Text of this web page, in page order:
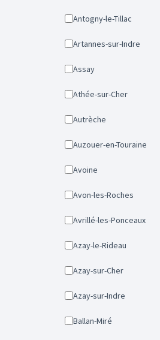
Antogny-le-Tillac
Artannes-sur-Indre
Assay
Athée-sur-Cher
Autrèche
Auzouer-en-Touraine
Avoine
Avon-les-Roches
Avrillé-les-Ponceaux
Azay-le-Rideau
Azay-sur-Cher
Azay-sur-Indre
Ballan-Miré